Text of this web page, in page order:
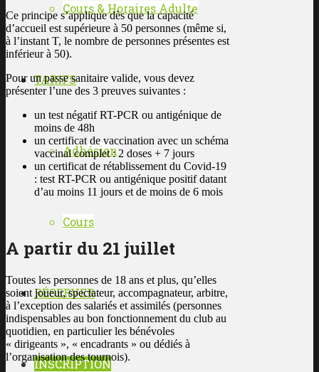
Cours & Horaires Adulte
TARIFS
Adhésion
Cours
RÉSERVER
INSCRIPTION
Ce principe s’applique dès que la capacité
d’accueil est supérieure à 50 personnes (même si,
à l’instant T, le nombre de personnes présentes est
inférieur à 50).
Pour un passe sanitaire valide, vous devez
présenter l’une des 3 preuves suivantes :
un test négatif RT-PCR ou antigénique de
moins de 48h
un certificat de vaccination avec un schéma
vaccinal complet : 2 doses + 7 jours
un certificat de rétablissement du Covid-19
: test RT-PCR ou antigénique positif datant
d’au moins 11 jours et de moins de 6 mois
A partir du 21 juillet
Toutes les personnes de 18 ans et plus, qu’elles
soient joueur, spectateur, accompagnateur, arbitre,
à l’exception des salariés et assimilés (personnes
indispensables au bon fonctionnement du club au
quotidien, en particulier les bénévoles
« dirigeants », « encadrants » ou dédiés à
l’organisation des tournois).